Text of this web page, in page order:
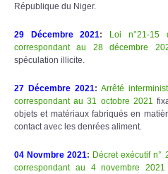
République du Niger.
29 Décembre 2021:
Loi n°21-15
correspondant au 28 décembre
spéculation illicite.
27 Décembre 2021: Arrêté
correspondant au 31 octobre 2021
objets et matériaux fabriqués en
contact avec les denrées aliment.
04 Novmbre 2021: Décret exécutif n°
correspondant au 4 novembre 2021